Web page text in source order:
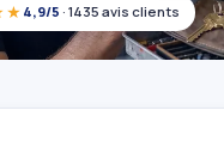
4,9/5 · 1435 avis clients